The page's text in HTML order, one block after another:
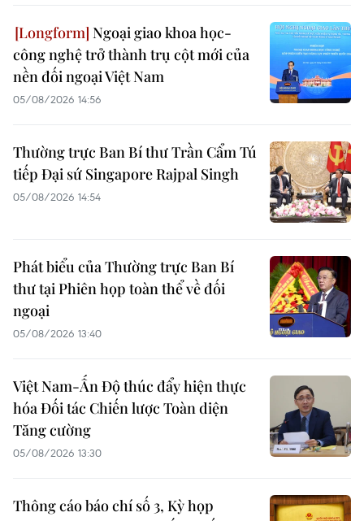
Ngoại giao khoa học-
công nghệ trở thành trụ cột mới của
nền đối ngoại Việt Nam
05/08/2026 14:56
Thường trực Ban Bí thư Trần Cẩm Tú
tiếp Đại sứ Singapore Rajpal Singh
05/08/2026 14:54
Phát biểu của Thường trực Ban Bí
thư tại Phiên họp toàn thể về đối
ngoại
05/08/2026 13:40
Việt Nam-Ấn Độ thúc đẩy hiện thực
hóa Đối tác Chiến lược Toàn diện
Tăng cường
05/08/2026 13:30
Thông cáo báo chí số 3, Kỳ họp